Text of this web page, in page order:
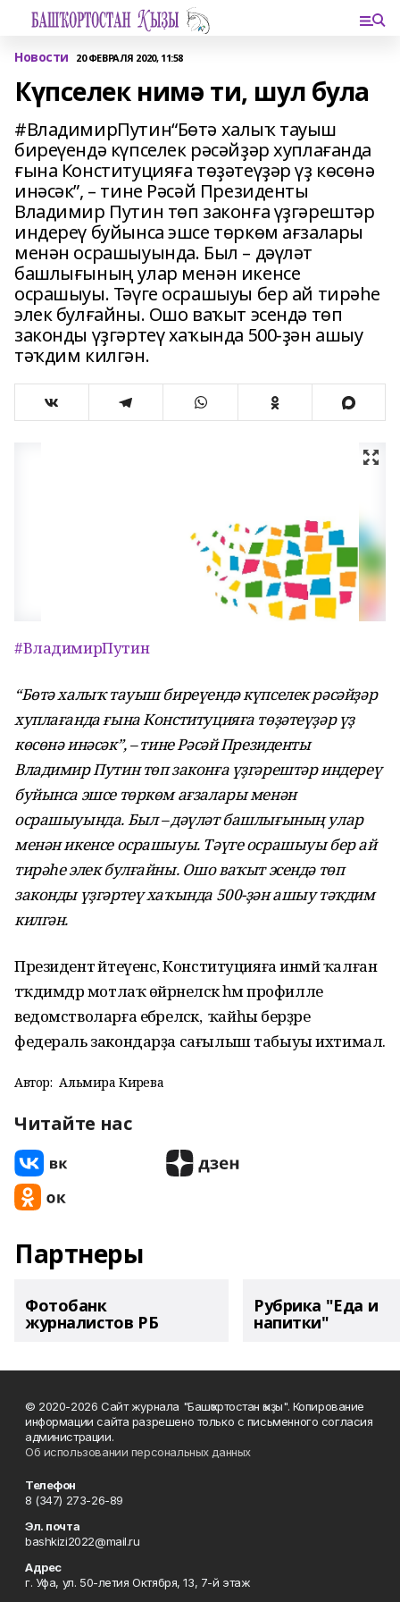
Новости 20 ФЕВРАЛЯ 2020, 11:58
Күпселек нимә ти, шул була
#ВладимирПутин“Бөтә халыҡ тауыш
биреүендә күпселек рәсәйҙәр хуплағанда
ғына Конституцияға төҙәтеүҙәр үҙ көсөнә
инәсәк”, – тине Рәсәй Президенты
Владимир Путин төп законға үҙгәрештәр
индереү буйынса эшсе төркөм ағзалары
менән осрашыуында. Был – дәүләт
башлығының улар менән икенсе
осрашыуы. Тәүге осрашыуы бер ай тирәһе
элек булғайны. Ошо ваҡыт эсендә төп
законды үҙгәртеү хаҡында 500-ҙән ашыу
тәҡдим килгән.
#ВладимирПутин
“Бөтә халыҡ тауыш биреүендә күпселек рәсәйҙәр
хуплағанда ғына Конституцияға төҙәтеүҙәр үҙ
көсөнә инәсәк”, – тине Рәсәй Президенты
Владимир Путин төп законға үҙгәрештәр индереү
буйынса эшсе төркөм ағзалары менән
осрашыуында. Был – дәүләт башлығының улар
менән икенсе осрашыуы. Тәүге осрашыуы бер ай
тирәһе элек булғайны. Ошо ваҡыт эсендә төп
законды үҙгәртеү хаҡында 500-ҙән ашыу тәҡдим
килгән.
Президент әйтеүенсә, Конституцияға инмәй ҡалған
тәҡдимдәр мотлаҡ өйрәнеләсәк һәм профилле
ведомстволарға ебәреләсәк, ә ҡайһы берҙәре
федераль закондарҙа сағылыш табыуы ихтимал.
Автор: Альмира Кирәева
Читайте нас
Партнеры
Фотобанк
журналистов РБ
Рубрика "Еда и
напитки"
© 2020-2026 Сайт журнала "Башҡортостан ҡыҙы". Копирование
информации сайта разрешено только с письменного согласия
администрации.
Об использовании персональных данных
Телефон
8 (347) 273-26-89
Эл. почта
bashkizi2022@mail.ru
Адрес
г. Уфа, ул. 50-летия Октября, 13, 7-й этаж